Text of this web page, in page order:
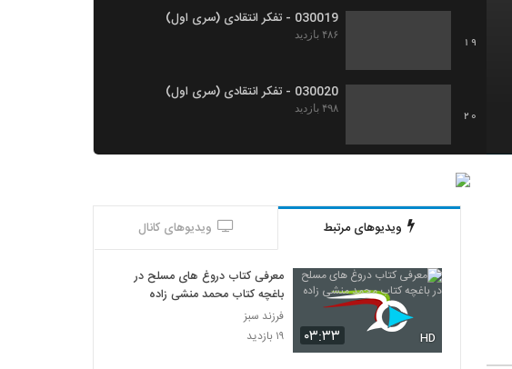
19
030019 - تفکر انتقادی (سری اول)
۴۸۶ بازدید
20
030020 - تفکر انتقادی (سری اول)
۴۹۸ بازدید
21
030022 - تفکر انتقادی (سری اول)
030023 - تفکر انتقادی (سری اول)
۵۷۴ بازدید
ویدیوهای مرتبط ویدیوهای کانال
۰۳:۳۳ HD
معرفی کتاب دروغ های مسلح در
باغچه کتاب محمد منشی زاده
فرزند سبز
۱۹ بازدید